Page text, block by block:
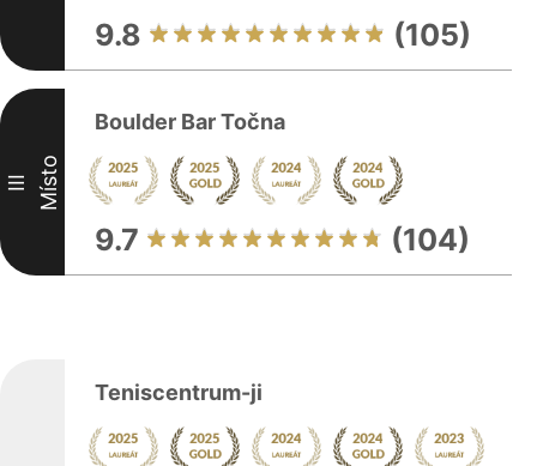
9.8 (105)
III Místo
Boulder Bar Točna
9.7 (104)
Teniscentrum-ji